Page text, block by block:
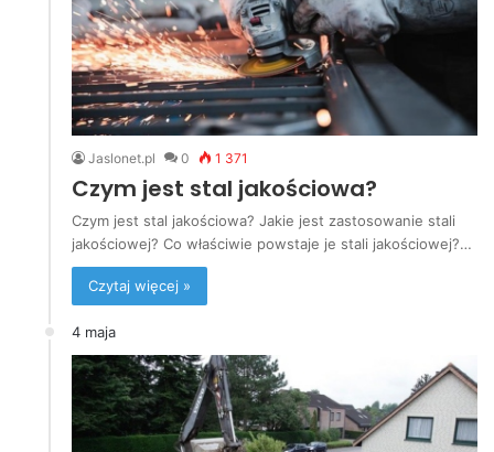
Jaslonet.pl 0 1 371
Czym jest stal jakościowa?
Czym jest stal jakościowa? Jakie jest zastosowanie stali
jakościowej? Co właściwie powstaje je stali jakościowej?…
Czytaj więcej »
4 maja